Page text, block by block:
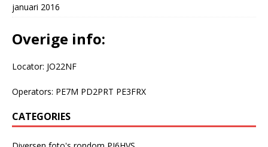
januari 2016
Overige info:
Locator: JO22NF
Operators: PE7M PD2PRT PE3FRX
CATEGORIES